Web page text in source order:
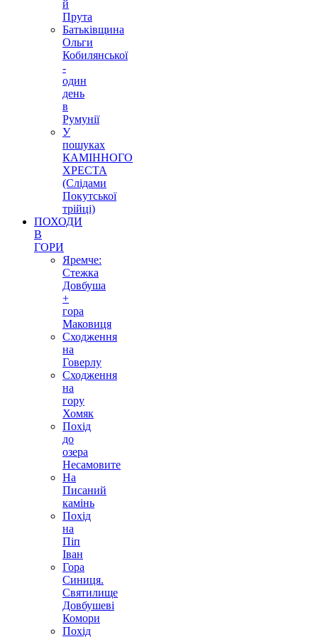
й
Прута
Батьківщина
Ольги
Кобилянської
-
один
день
в
Румунії
У
пошуках
КАМІННОГО
ХРЕСТА
(Слідами
Покутської
трійці)
ПОХОДИ
В
ГОРИ
Яремче:
Стежка
Довбуша
+
гора
Маковиця
Сходження
на
Говерлу
Сходження
на
гору
Хомяк
Похід
до
озера
Несамовите
На
Писаний
камінь
Похід
на
Піп
Іван
Гора
Синиця.
Святилище
Довбушеві
Комори
Похід